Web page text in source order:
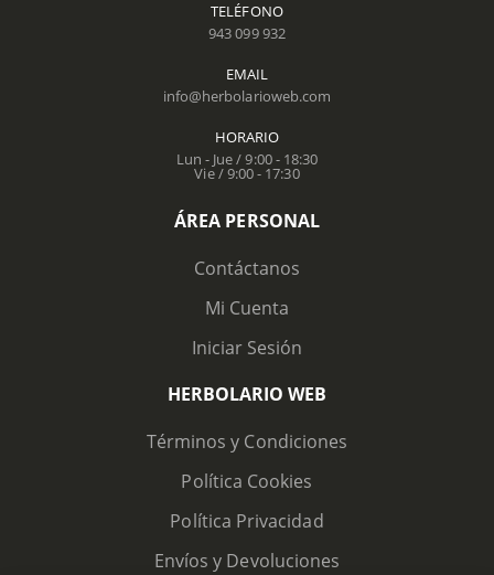
TELÉFONO
943 099 932
EMAIL
info@herbolarioweb.com
HORARIO
Lun - Jue / 9:00 - 18:30
Vie / 9:00 - 17:30
ÁREA PERSONAL
Contáctanos
Mi Cuenta
Iniciar Sesión
HERBOLARIO WEB
Términos y Condiciones
Política Cookies
Política Privacidad
Envíos y Devoluciones